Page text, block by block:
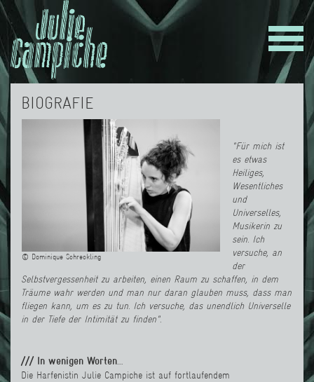
BIOGRAFIE
© Dominique Schreckling
"Für mich ist
es etwas
Heiliges,
Wesentliches
und
Universelles,
Musikerin zu
sein. Ich
versuche, an
der
Selbstvergessenheit zu arbeiten, einen Raum zu schaffen, in dem
Träume wahr werden und man nur daran glauben muss, dass man
fliegen kann, um es zu tun. Ich versuche, das unendlich Universelle
in der Tiefe der Intimität zu finden".
/// In wenigen Worten…
Die Harfenistin Julie Campiche ist auf fortlaufendem